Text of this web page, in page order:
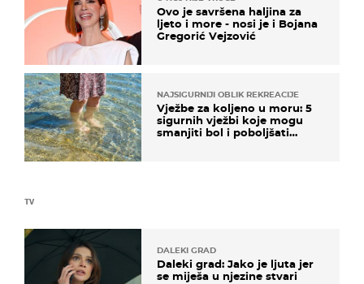
TV
DALEKI GRAD
Daleki grad: Jako je ljuta jer
se miješa u njezine stvari
Ovo je savršena haljina za
ljeto i more - nosi je i Bojana
Gregorić Vejzović
NAJSIGURNIJI OBLIK REKREACIJE
Vježbe za koljeno u moru: 5
sigurnih vježbi koje mogu
smanjiti bol i poboljšati